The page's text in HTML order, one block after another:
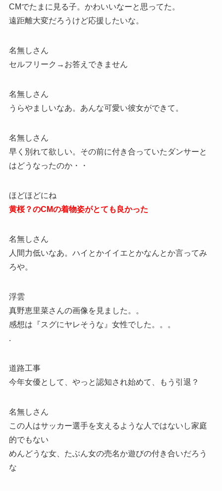
CMでたまに見る子。かわいいなーと思ってた。
遠距離大変だろうけど応援したいな。
名無しさん
セルフリーク→お答えできません
名無しさん
うらやましいなあ。あんな可愛い彼女ができて。
名無しさん
早く別れて欲しい。その前に付き合っていたダンサーと
はどうなったのか・・
ほどほどにね
黄桜？のCMの着物姿がとても良かった
名無しさん
人間力低いなあ。ハイとかイイエとかなんとか言ってみ
ろや。
浮雲
真野恵里菜さんの画像を見ました。。
感想は『スグにヤレそうな』女性でした。。。
.
道路工事
今年女優として、やっと認知され始めて、もう引退？
名無しさん
この人はサッカー選手を支えるような人ではないし家庭
的でもない
めんどうな女、たぶん女の売名か遊びの付き合いだろう
な